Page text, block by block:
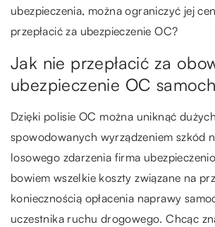
ubezpieczenia, można ograniczyć jej
przepłacić za ubezpieczenie OC?
Jak nie przepłacić za
ubezpieczenie OC
Dzięki polisie OC można uniknąć
spowodowanych wyrządzeniem szkód
losowego zdarzenia firma
bowiem wszelkie koszty związane na
koniecznością opłacenia naprawy
uczestnika ruchu drogowego. Chcąc